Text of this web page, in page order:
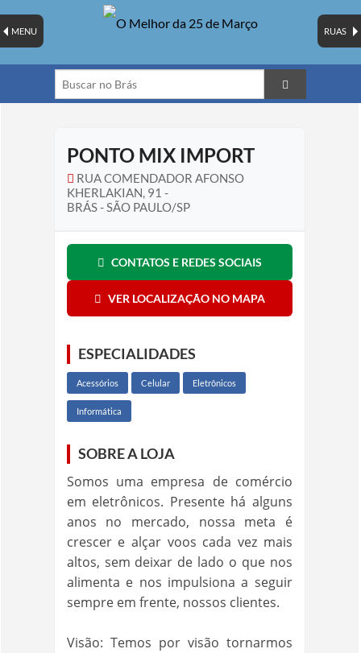
RUAS
MENU
PONTO MIX IMPORT
RUA COMENDADOR AFONSO
KHERLAKIAN, 91 -
BRÁS - SÃO PAULO/SP
CONTATOS E REDES SOCIAIS
VER LOCALIZAÇÃO NO MAPA
ESPECIALIDADES
Acessórios Celular Eletrônicos
Informática
SOBRE A LOJA
Somos uma empresa de comércio
em eletrônicos. Presente há alguns
anos no mercado, nossa meta é
crescer e alçar voos cada vez mais
altos, sem deixar de lado o que nos
alimenta e nos impulsiona a seguir
sempre em frente, nossos clientes.
Visão: Temos por visão tornarmos